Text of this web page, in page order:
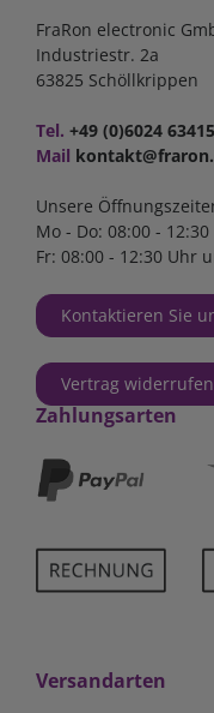
FraRon electronic
Industriestr. 2a
63825 Schöllkrippen
Tel. +49 (0)6024
Mail
Unsere
Mo - Do: 08:00 -
Fr: 08:00 - 12:30 Uhr
Kontaktieren Sie
Vertrag widerrufen
Zahlungsarten
Versandarten